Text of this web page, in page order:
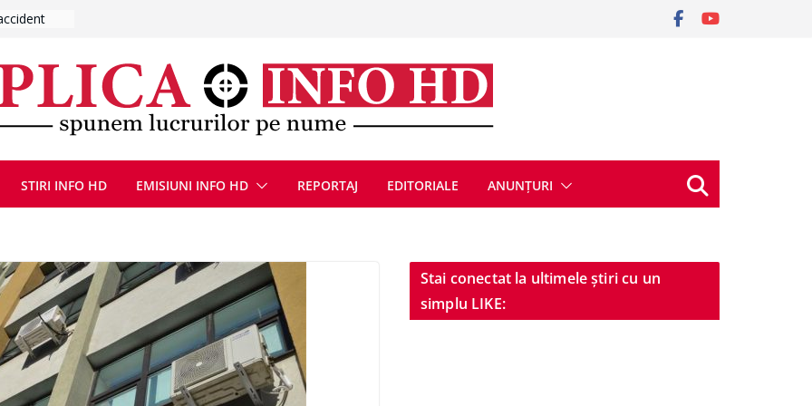
reunite
la cea de-
de
înSTIRI INFO HD EMISIUNI INFO HD REPORTAJ EDITORIALE ANUNȚURI
Stai conectat la ultimele știri cu un
simplu LIKE: